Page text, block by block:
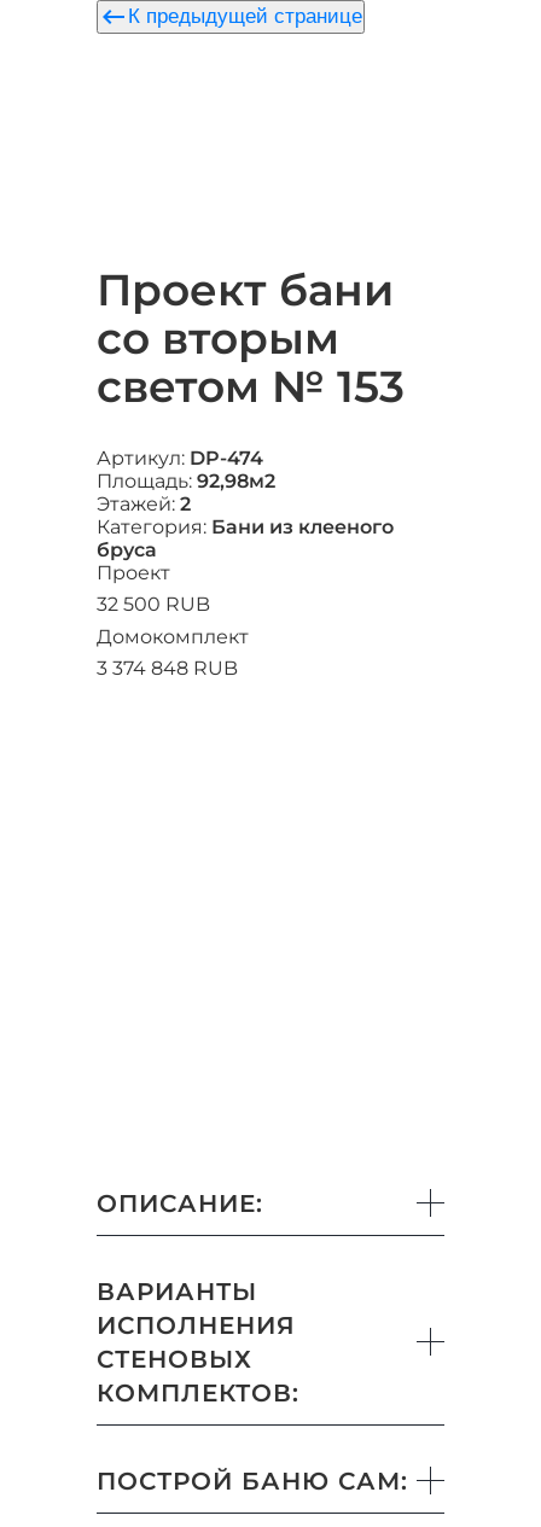
keyboard_backspace К предыдущей странице
Проект бани
со вторым
светом № 153
Артикул: DP-474
Площадь: 92,98м2
Этажей: 2
Категория: Бани из клееного
бруса
Проект
32 500 RUB
Домокомплект
3 374 848 RUB
ОПИСАНИЕ:
ВАРИАНТЫ
ИСПОЛНЕНИЯ
СТЕНОВЫХ
КОМПЛЕКТОВ:
ПОСТРОЙ БАНЮ САМ: